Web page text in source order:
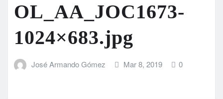
OL_AA_JOC1673-
1024×683.jpg
José Armando Gómez Mar 8, 2019 0